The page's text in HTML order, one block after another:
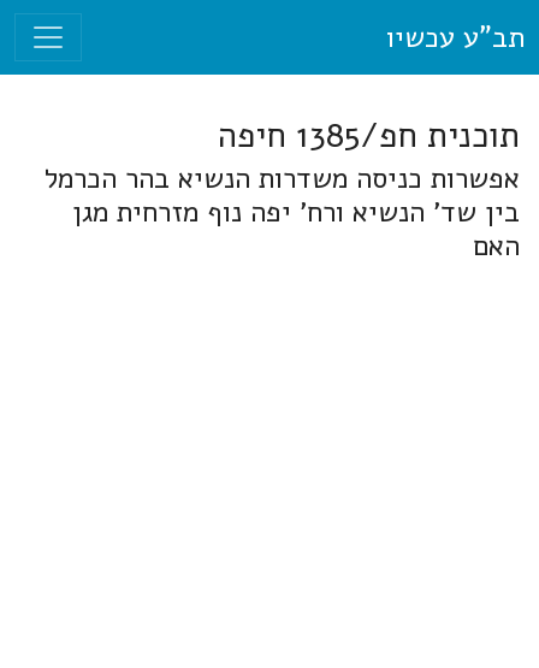
תב"ע עכשיו
תוכנית חפ/1385 חיפה
אפשרות כניסה משדרות הנשיא בהר הכרמל
בין שד' הנשיא ורח' יפה נוף מזרחית מגן
האם